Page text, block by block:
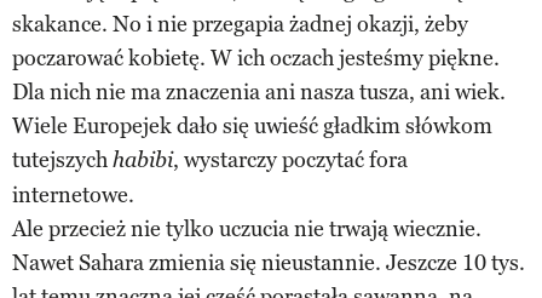
skakance. No i nie przegapia żadnej okazji, żeby
poczarować kobietę. W ich oczach jesteśmy piękne.
Dla nich nie ma znaczenia ani nasza tusza, ani wiek.
Wiele Europejek dało się uwieść gładkim słówkom
tutejszychhabibi, wystarczy poczytać fora
internetowe.
Ale przecież nie tylko uczucia nie trwają wiecznie.
Nawet Sahara zmienia się nieustannie. Jeszcze 10 tys.